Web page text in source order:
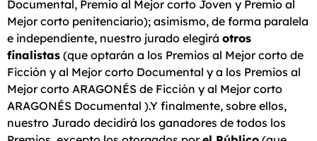
Documental, Premio al Mejor corto Joven y Premio al
Mejor corto penitenciario); asimismo, de forma paralela
e independiente, nuestro jurado elegirá otros
finalistas (que optarán a los Premios al Mejor corto de
Ficción y al Mejor corto Documental y a los Premios al
Mejor corto ARAGONÉS de Ficción y al Mejor corto
ARAGONÉS Documental ).Y finalmente, sobre ellos,
nuestro Jurado decidirá los ganadores de todos los